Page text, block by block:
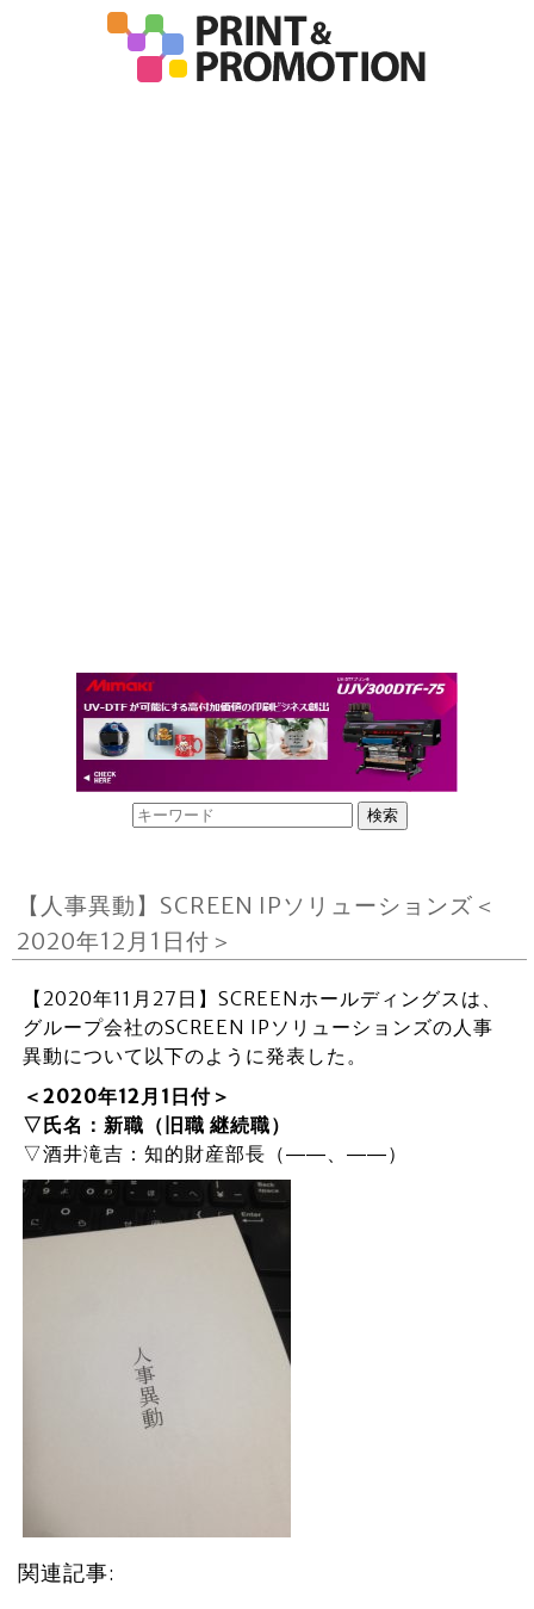
【人事異動】SCREEN IPソリューションズ＜
2020年12月1日付＞
【2020年11月27日】SCREENホールディングスは、
グループ会社のSCREEN IPソリューションズの人事
異動について以下のように発表した。
＜2020年12月1日付＞
▽氏名：新職（旧職 継続職）
▽酒井滝吉：知的財産部長（――、――）
関連記事: